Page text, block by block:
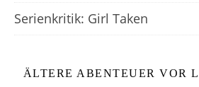
Serienkritik: Girl Taken
ÄLTERE ABENTEUER VOR